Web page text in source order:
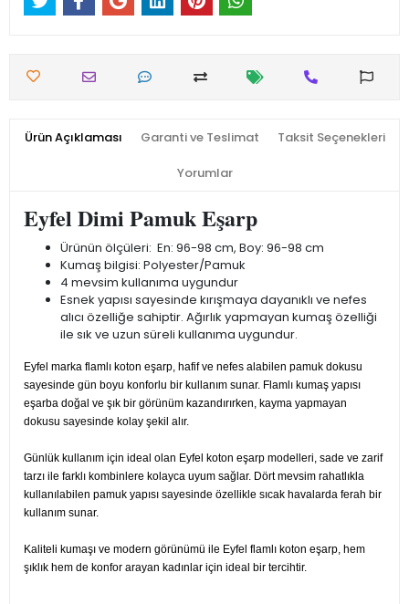
Ürün Açıklaması Garanti ve Teslimat Taksit Seçenekleri
Yorumlar
Eyfel Dimi Pamuk Eşarp
Ürünün ölçüleri: En: 96-98 cm, Boy: 96-98 cm
Kumaş bilgisi: Polyester/Pamuk
4 mevsim kullanıma uygundur
Esnek yapısı sayesinde kırışmaya dayanıklı ve nefes
alıcı özelliğe sahiptir. Ağırlık yapmayan kumaş özelliği
ile sık ve uzun süreli kullanıma uygundur.
Eyfel marka flamlı koton eşarp, hafif ve nefes alabilen pamuk dokusu
sayesinde gün boyu konforlu bir kullanım sunar. Flamlı kumaş yapısı
eşarba doğal ve şık bir görünüm kazandırırken, kayma yapmayan
dokusu sayesinde kolay şekil alır.
Günlük kullanım için ideal olan Eyfel koton eşarp modelleri, sade ve zarif
tarzı ile farklı kombinlere kolayca uyum sağlar. Dört mevsim rahatlıkla
kullanılabilen pamuk yapısı sayesinde özellikle sıcak havalarda ferah bir
kullanım sunar.
Kaliteli kumaşı ve modern görünümü ile Eyfel flamlı koton eşarp, hem
şıklık hem de konfor arayan kadınlar için ideal bir tercihtir.